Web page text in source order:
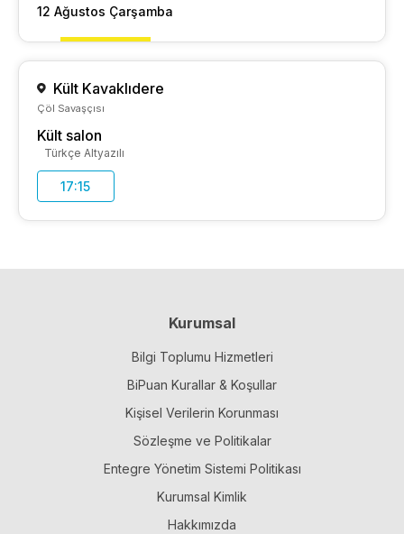
12 Ağustos Çarşamba
Kült Kavaklıdere
Çöl Savaşçısı
Kült salon
Türkçe Altyazılı
17:15
Kurumsal
Bilgi Toplumu Hizmetleri
BiPuan Kurallar & Koşullar
Kişisel Verilerin Korunması
Sözleşme ve Politikalar
Entegre Yönetim Sistemi Politikası
Kurumsal Kimlik
Hakkımızda